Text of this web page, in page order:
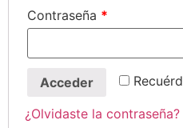
Contraseña *
Acceder
¿Olvidaste la contraseña?